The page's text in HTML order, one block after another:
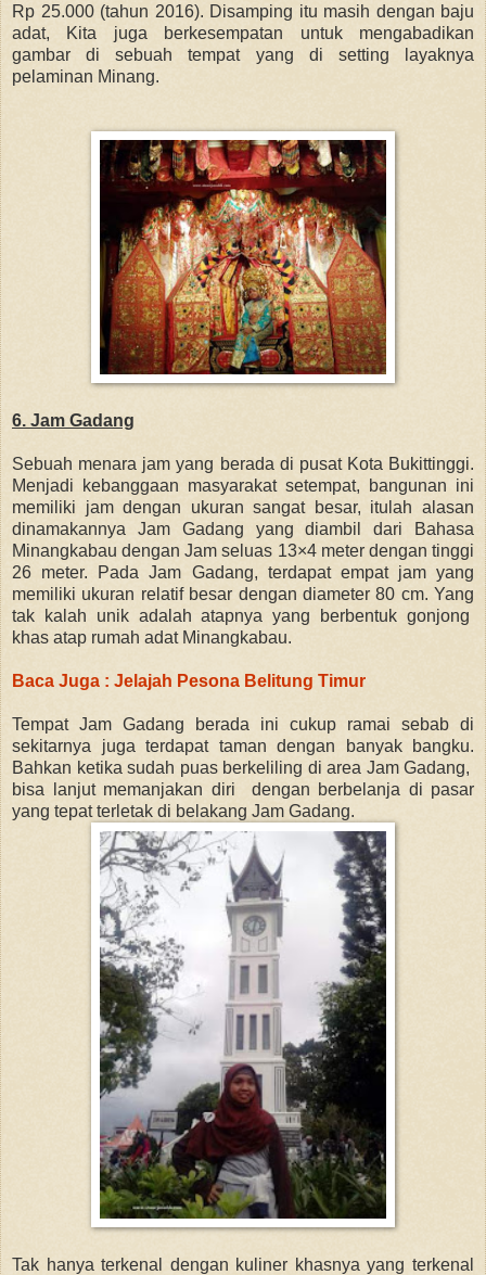
Rp 25.000 (tahun 2016). Disamping itu masih dengan baju
adat, Kita juga berkesempatan untuk mengabadikan
gambar di sebuah tempat yang di setting layaknya
pelaminan Minang.
6. Jam Gadang
Sebuah menara jam yang berada di pusat Kota Bukittinggi.
Menjadi kebanggaan masyarakat setempat, bangunan ini
memiliki jam dengan ukuran sangat besar, itulah alasan
dinamakannya Jam Gadang yang diambil dari Bahasa
Minangkabau dengan Jam seluas 13×4 meter dengan tinggi
26 meter. Pada Jam Gadang, terdapat empat jam yang
memiliki ukuran relatif besar dengan diameter 80 cm. Yang
tak kalah unik adalah atapnya yang berbentuk gonjong
khas atap rumah adat Minangkabau.
Baca Juga : Jelajah Pesona Belitung Timur
Tempat Jam Gadang berada ini cukup ramai sebab di
sekitarnya juga terdapat taman dengan banyak bangku.
Bahkan ketika sudah puas berkeliling di area Jam Gadang,
bisa lanjut memanjakan diri dengan berbelanja di pasar
yang tepat terletak di belakang Jam Gadang.
Tak hanya terkenal dengan kuliner khasnya yang terkenal